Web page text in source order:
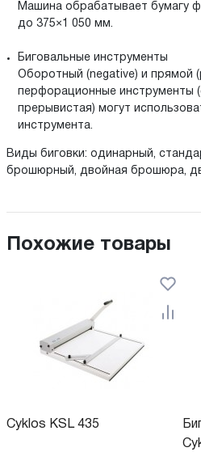
Машина обрабатывает бумагу
до 375×1 050 мм.
Биговальные инструменты
Оборотный (negative) и прямой
перфорационные инструменты
прерывистая) могут
инструмента.
Виды биговки: одинарный,
брошюрный, двойная брошюра,
Похожие товары
Cyklos KSL 435